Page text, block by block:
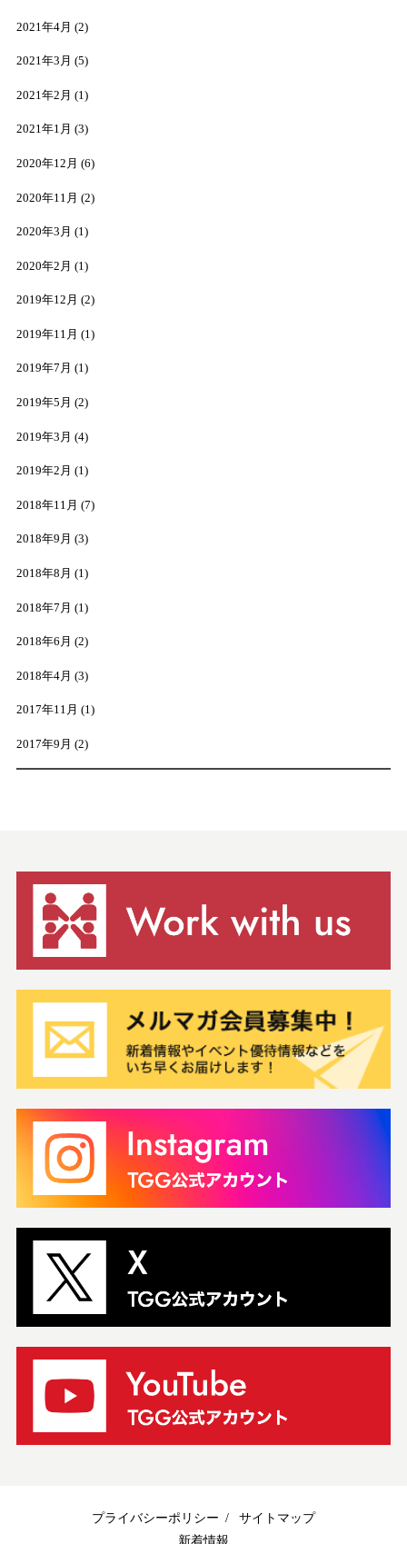
2021年4月 (2)
2021年3月 (5)
2021年2月 (1)
2021年1月 (3)
2020年12月 (6)
2020年11月 (2)
2020年3月 (1)
2020年2月 (1)
2019年12月 (2)
2019年11月 (1)
2019年7月 (1)
2019年5月 (2)
2019年3月 (4)
2019年2月 (1)
2018年11月 (7)
2018年9月 (3)
2018年8月 (1)
2018年7月 (1)
2018年6月 (2)
2018年4月 (3)
2017年11月 (1)
2017年9月 (2)
プライバシーポリシー
サイトマップ
新着情報